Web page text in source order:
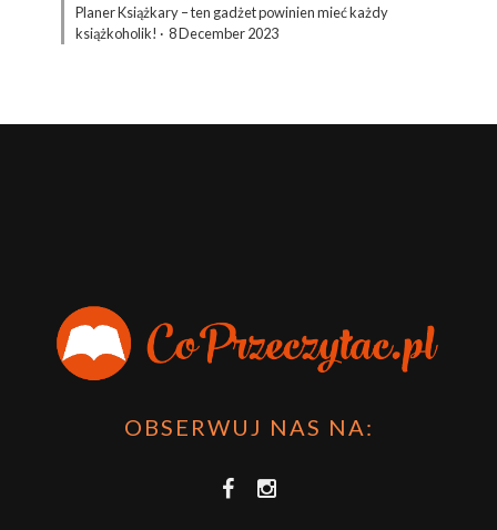
Planer Książkary – ten gadżet powinien mieć każdy
książkoholik! · 8 December 2023
OBSERWUJ NAS NA: